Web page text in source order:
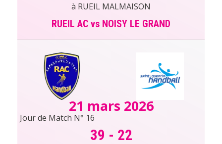
à RUEIL MALMAISON
RUEIL AC vs NOISY LE GRAND
21 mars 2026
Jour de Match N° 16
39 - 22